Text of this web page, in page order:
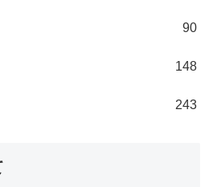
90
148
243